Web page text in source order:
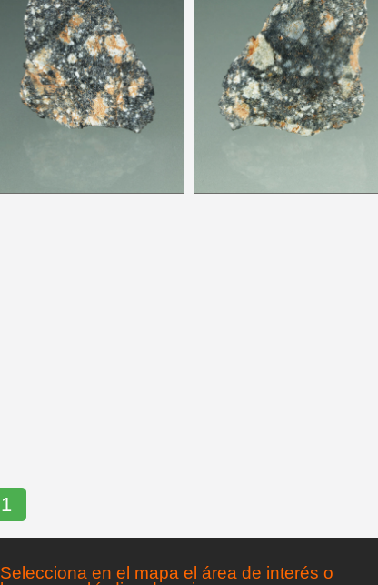
1
Selecciona en el mapa el área de interés o